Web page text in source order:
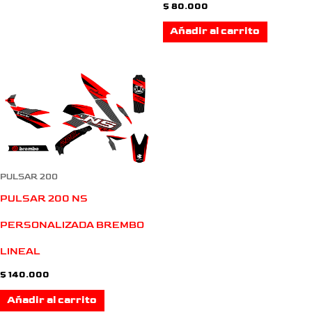
$ 80.000
Añadir al carrito
PULSAR 200
PULSAR 200 NS
PERSONALIZADA BREMBO
LINEAL
$ 140.000
Añadir al carrito